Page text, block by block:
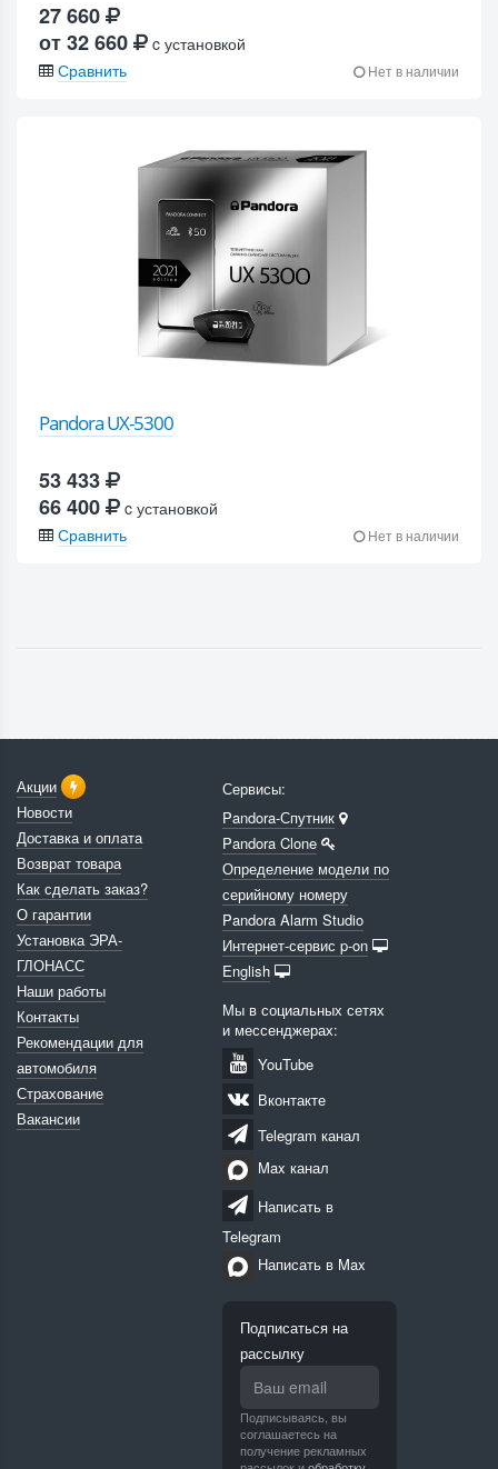
27 660
от 32 660
c установкой
Сравнить
Нет в наличии
Pandora UX-5300
53 433
66 400
c установкой
Сравнить
Нет в наличии
Акции
Новости
Доставка и оплата
Возврат товара
Как сделать заказ?
О гарантии
Установка ЭРА-
ГЛОНАСС
Наши работы
Контакты
Рекомендации для
автомобиля
Страхование
Вакансии
Сервисы:
Pandora-Спутник
Pandora Clone
Определение модели по
серийному номеру
Pandora Alarm Studio
Интернет-сервис p-on
English
Мы в социальных сетях
и мессенджерах:
YouTube
Вконтакте
Telegram канал
Max канал
Написать в
Telegram
Написать в Max
Подписаться на
рассылку
Подписываясь, вы
соглашаетесь на
получение рекламных